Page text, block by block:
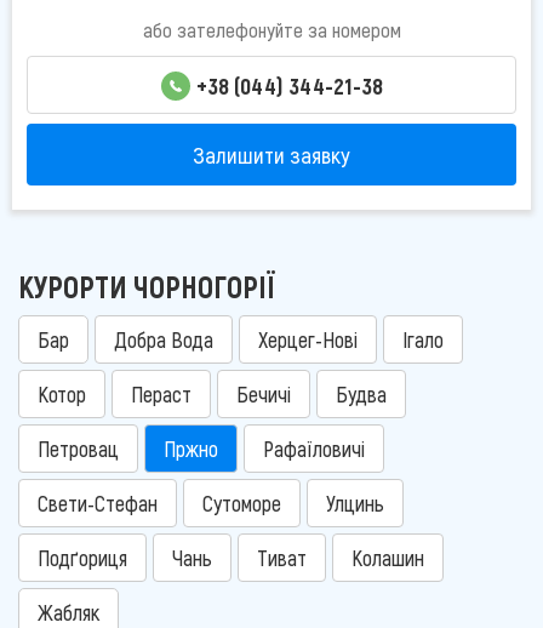
або зателефонуйте за номером
+38 (044) 344-21-38
Залишити заявку
КУРОРТИ ЧОРНОГОРІЇ
Бар Добра Вода Херцег-Нові Ігало
Котор Пераст Бечичі Будва
Петровац Пржно Рафаїловичі
Свети-Стефан Сутоморе Улцинь
Подґориця Чань Тиват Колашин
Жабляк